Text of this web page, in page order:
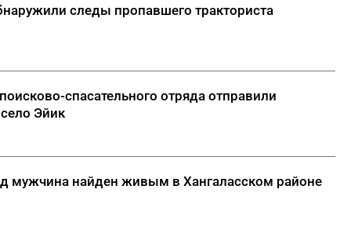
следы пропавшего тракториста
спасательного отряда отправили
Эйик
мужчина найден живым в Хангаласском районе